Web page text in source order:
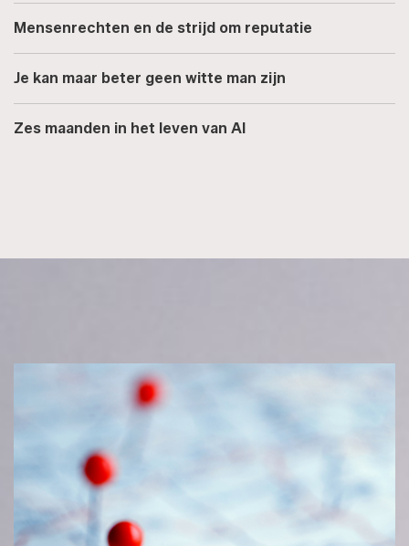
Mensenrechten en de strijd om reputatie
Je kan maar beter geen witte man zijn
Zes maanden in het leven van AI